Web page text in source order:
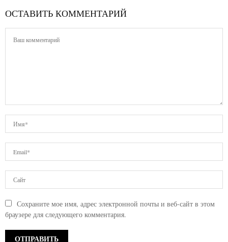
ОСТАВИТЬ КОММЕНТАРИЙ
Сохраните мое имя, адрес электронной почты и веб-сайт в этом
браузере для следующего комментария.